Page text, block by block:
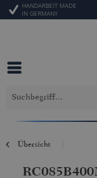
HANDARBEIT MADE
IN GERMANY
Übersicht